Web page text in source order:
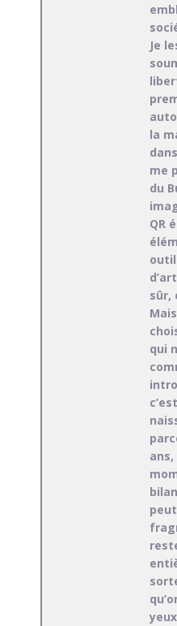
Je
la
me
du
QR
sûr,
qui